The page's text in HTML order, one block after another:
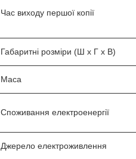
Час виходу першої копії
Габаритні розміри (Ш x Г x В)
Маса
Споживання електроенергії
Джерело електроживлення